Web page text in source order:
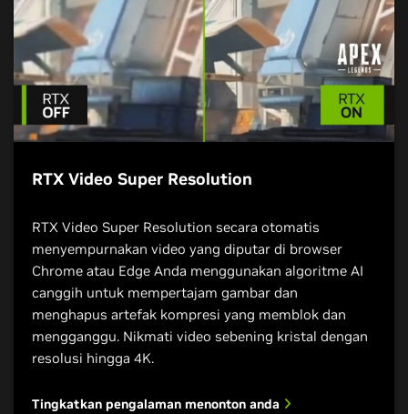
RTX Video Super Resolution
RTX Video Super Resolution secara otomatis
menyempurnakan video yang diputar di browser
Chrome atau Edge Anda menggunakan algoritme AI
canggih untuk mempertajam gambar dan
menghapus artefak kompresi yang memblok dan
mengganggu. Nikmati video sebening kristal dengan
resolusi hingga 4K.
Tingkatkan pengalaman menonton anda